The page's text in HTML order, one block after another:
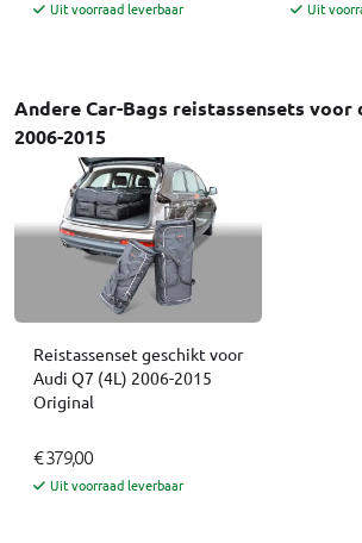
Uit voorraad leverbaar Uit
Andere Car-Bags reistassensets voor
2006-2015
Reistassenset geschikt voor
Audi Q7 (4L) 2006-2015
Original
€ 379,00
Uit voorraad leverbaar